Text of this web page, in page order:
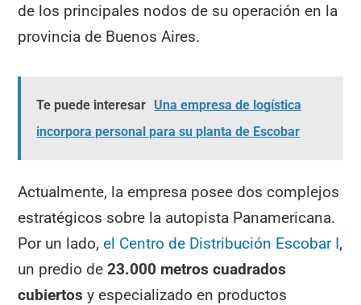
de los principales nodos de su operación en la
provincia de Buenos Aires.
Te puede interesar Una empresa de logística
incorpora personal para su planta de Escobar
Actualmente, la empresa posee dos complejos
estratégicos sobre la autopista Panamericana.
Por un lado,el Centro de Distribución Escobar I,
un predio de23.000 metros cuadrados
cubiertos y especializado en productos